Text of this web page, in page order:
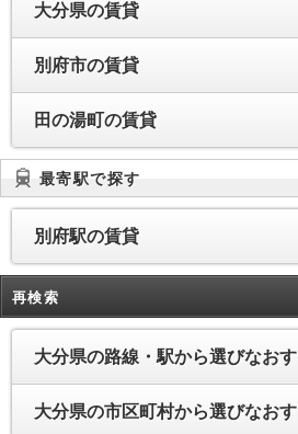
大分県の賃貸
別府市の賃貸
田の湯町の賃貸
最寄駅で探す
別府駅の賃貸
再検索
大分県の路線・駅から選びなおす
大分県の市区町村から選びなおす